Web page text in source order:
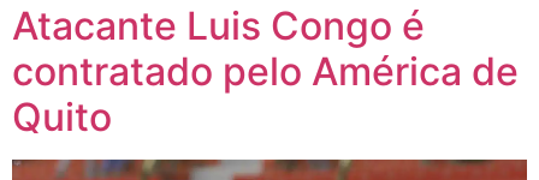
Atacante Luis Congo é
contratado pelo América de
Quito